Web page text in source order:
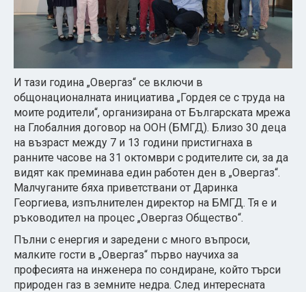
И тази година „Овергаз“ се включи в
общонационалната инициатива „Гордея се с труда на
моите родители“, организирана от Българската мрежа
на Глобалния договор на ООН (БМГД). Близо 30 деца
на възраст между 7 и 13 години пристигнаха в
ранните часове на 31 октомври с родителите си, за да
видят как преминава един работен ден в „Овергаз“.
Малчуганите бяха приветствани от Даринка
Георгиева, изпълнителен директор на БМГД. Тя е и
ръководител на процес „Овергаз Общество“.
Пълни с енергия и заредени с много въпроси,
малките гости в „Овергаз“ първо научиха за
професията на инженера по сондиране, който търси
природен газ в земните недра. След интересната